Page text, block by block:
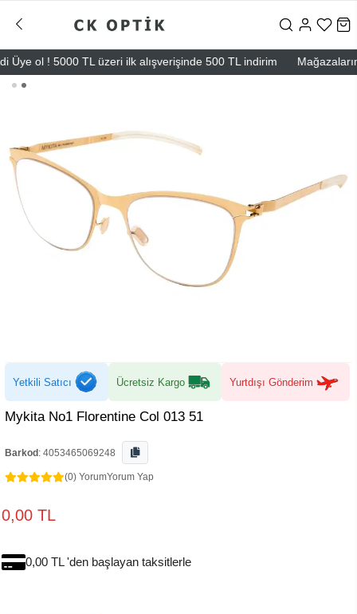
ol ! 5000 TL üzeri ilk alışverişinde 500 TL indirim
Yetkili Satıcı Ücretsiz Kargo Yurtdışı Gönderim
Mykita No1 Florentine Col 013 51
Barkod : 4053465069248
(0) YorumYorum Yap
0,00 TL
0,00 TL 'den başlayan taksitlerle